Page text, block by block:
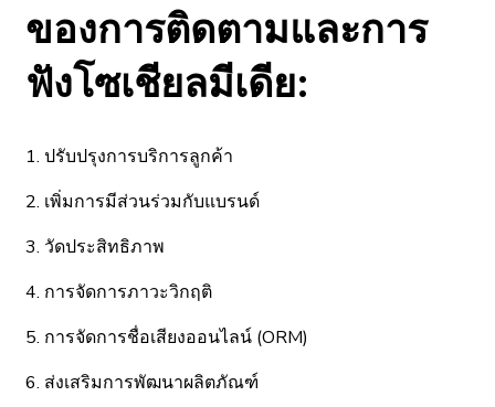
ของการติดตามและการ
ฟังโซเชียลมีเดีย:
1. ปรับปรุงการบริการลูกค้า
2. เพิ่มการมีส่วนร่วมกับแบรนด์
3. วัดประสิทธิภาพ
4. การจัดการภาวะวิกฤติ
5. การจัดการชื่อเสียงออนไลน์ (ORM)
6. ส่งเสริมการพัฒนาผลิตภัณฑ์